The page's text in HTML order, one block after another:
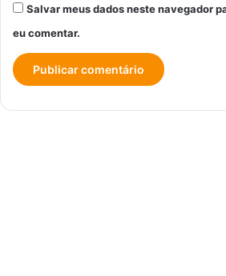
Salvar meus dados neste navegador
eu comentar.